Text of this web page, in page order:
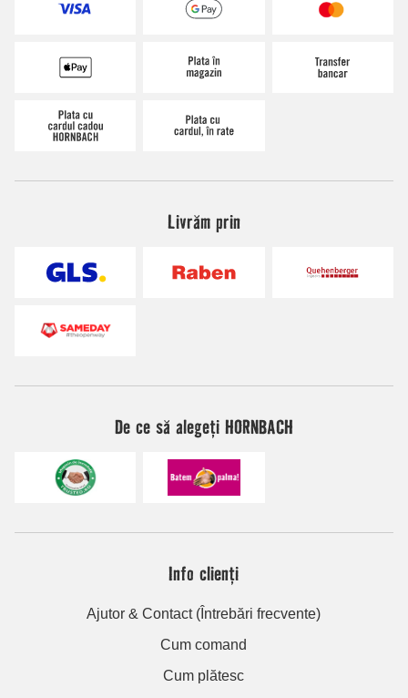
Livrăm prin
De ce să alegeți HORNBACH
Info clienți
Ajutor & Contact (Întrebări frecvente)
Cum comand
Cum plătesc